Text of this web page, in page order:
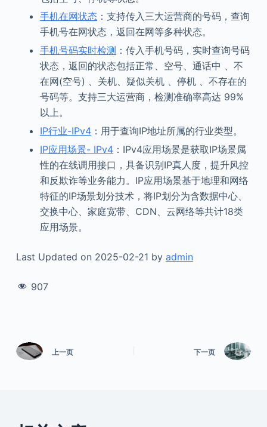
手机在网状态：支持传入三大运营商的号码，查询
手机号在网状态，返回在网等多种状态。
手机号码实时检测 ：传入手机号码，实时查询号码
状态，返回的状态包括正常、空号、通话中 、不
在网(空号) 、关机、疑似关机 、停机 、不存在的
号码等。支持三大运营商，检测准确率高达 99%
以上。
IP行业-IPv4：用于查询IP地址所属的行业类型。
IP应用场景- IPv4：IPv4应用场景是获取IP场景属
性的在线调用接口，具备识别IP真人度，提升风控
和反欺诈等业务能力。IP应用场景基于地理和网络
特征的IP场景划分技术，将IP划分为含数据中心、
交换中心、家庭宽带、CDN、云网络等共计18类
应用场景。
Last Updated on 2025-02-21 by admin
907
上一页 下一页